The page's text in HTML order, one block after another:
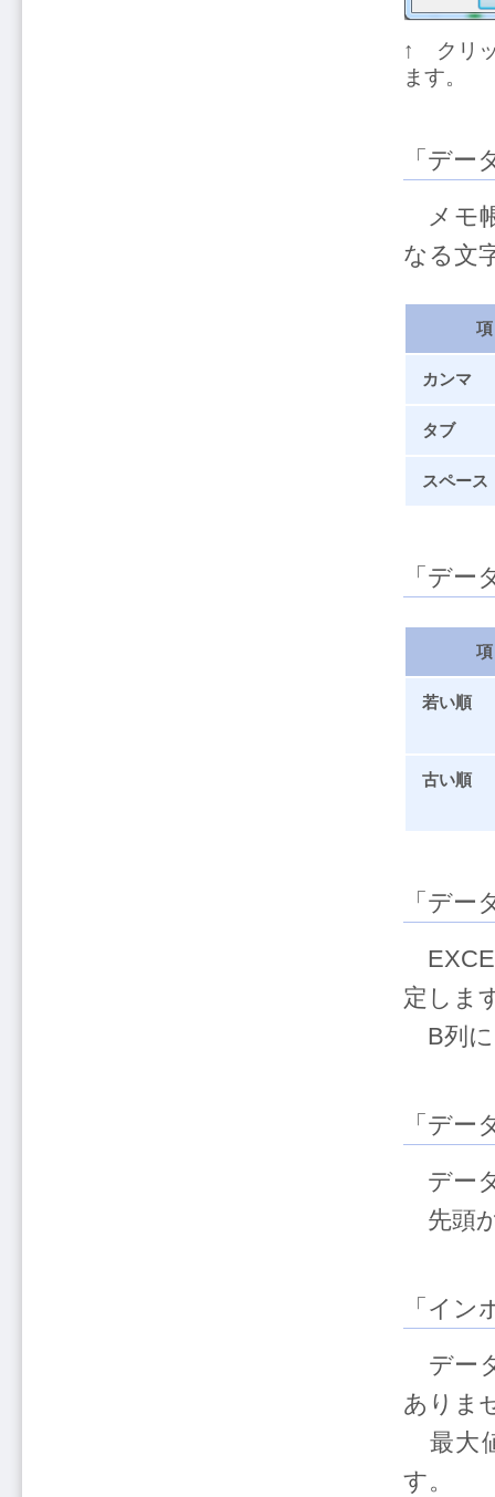
↑ クリッ
ます。
「デー
メモ
なる文
カンマ
タブ
スペース
「デー
若い順
古い順
「デー
定しま
B列に
「デー
デー
先頭
「イ
デー
ありま
最大
す。